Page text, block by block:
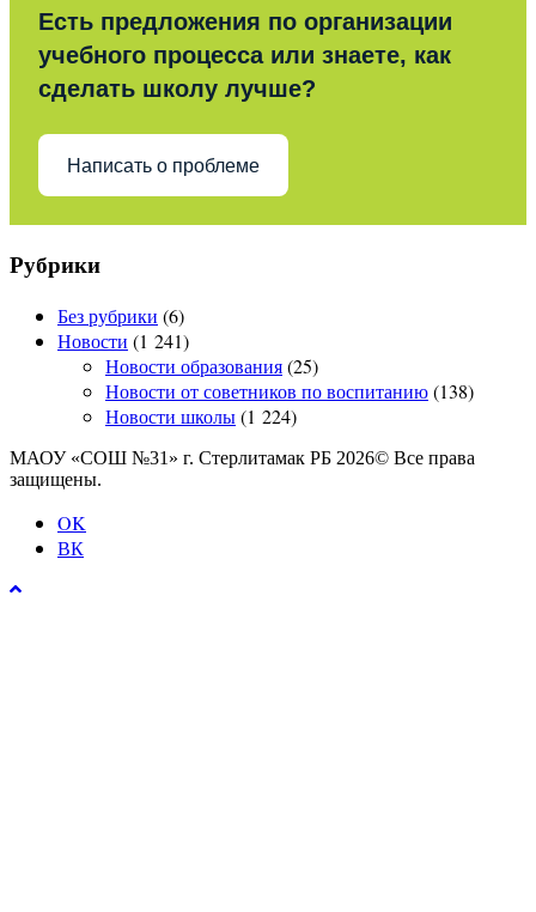
Есть предложения по организации
учебного процесса или знаете, как
сделать школу лучше?
Написать о проблеме
Рубрики
Без рубрики (6)
Новости (1 241)
Новости образования(25)
Новости от советников по воспитанию(138)
Новости школы(1 224)
МАОУ «СОШ №31» г. Стерлитамак РБ 2026© Все права
защищены.
OK
ВК